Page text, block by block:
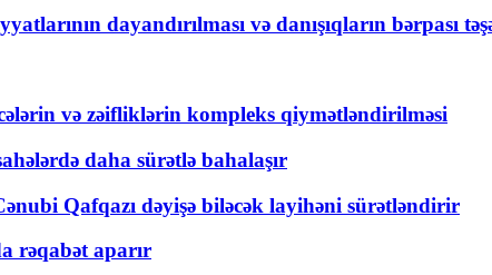
dayandırılması və danışıqların bərpası
və zəifliklərin kompleks qiymətləndirilməsi
daha sürətlə bahalaşır
Qafqazı dəyişə biləcək layihəni sürətləndirir
rəqabət aparır